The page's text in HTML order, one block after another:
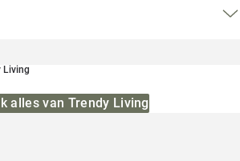
Living
alles van Trendy Living